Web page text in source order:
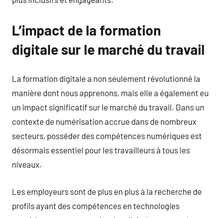
L’impact de la formation
digitale sur le marché du travail
La formation digitale a non seulement révolutionné la
manière dont nous apprenons, mais elle a également eu
un impact significatif sur le marché du travail. Dans un
contexte de numérisation accrue dans de nombreux
secteurs, posséder des compétences numériques est
désormais essentiel pour les travailleurs à tous les
niveaux.
Les employeurs sont de plus en plus à la recherche de
profils ayant des compétences en technologies